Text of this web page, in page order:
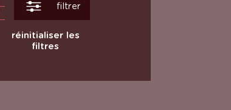
filtrer
réinitialiser les
filtres